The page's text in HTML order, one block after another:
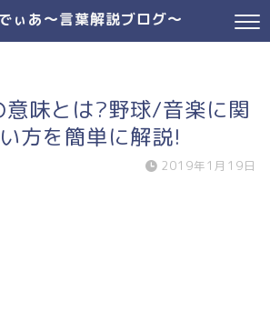
ぃあ～言葉解説ブログ～
意味とは?野球/音楽に関
方を簡単に解説!
2019年1月19日